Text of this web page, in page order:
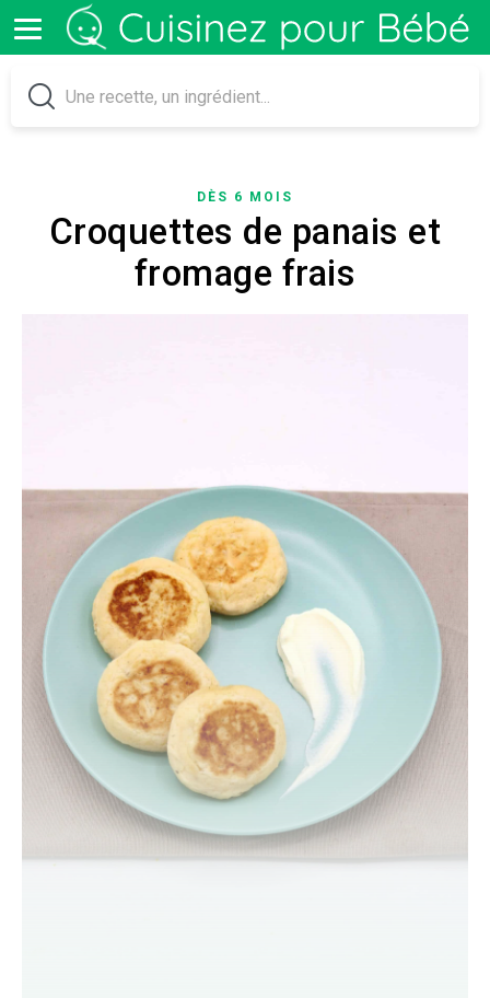
DÈS 6 MOIS
Croquettes de panais et
fromage frais